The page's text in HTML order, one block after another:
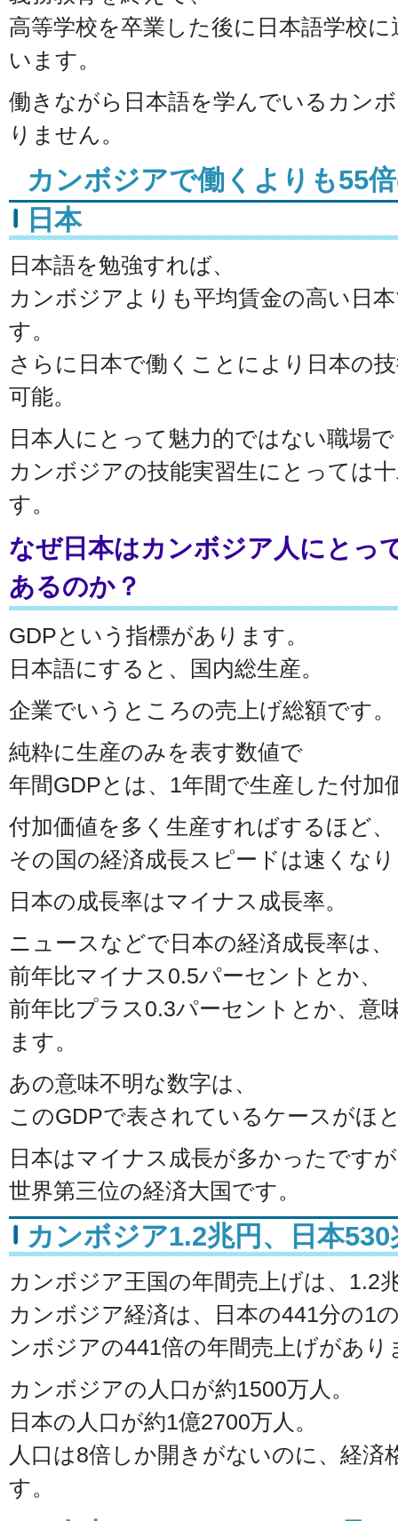
高等学校を卒業した後に日本語学校
います。
働きながら日本語を学んでいるカン
りません。
カンボジアで働くよりも55
日本
日本語を勉強すれば、
カンボジアよりも平均賃金の高い日
す。
さらに日本で働くことにより日本の
可能。
日本人にとって魅力的ではない職場
カンボジアの技能実習生にとっては
す。
なぜ日本はカンボジア人にとっ
あるのか？
GDPという指標があります。
日本語にすると、国内総生産。
企業でいうところの売上げ総額です。
純粋に生産のみを表す数値で
年間GDPとは、1年間で生産した付加
付加価値を多く生産すればするほど、
その国の経済成長スピードは速くな
日本の成長率はマイナス成長率。
ニュースなどで日本の経済成長率は、
前年比マイナス0.5パーセントとか、
前年比プラス0.3パーセントとか、意
ます。
あの意味不明な数字は、
このGDPで表されているケースがほ
日本はマイナス成長が多かったです
世界第三位の経済大国です。
カンボジア1.2兆円、日本530
カンボジア王国の年間売上げは、1.2
カンボジア経済は、日本の441分の1
ンボジアの441倍の年間売上げがあり
カンボジアの人口が約1500万人。
日本の人口が約1億2700万人。
人口は8倍しか開きがないのに、経済
す。